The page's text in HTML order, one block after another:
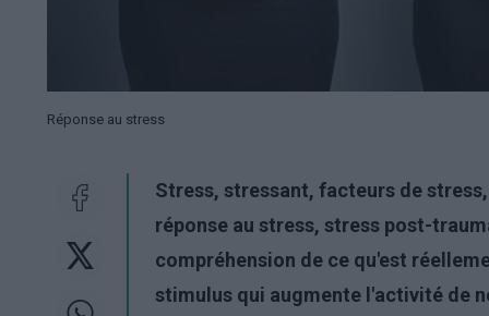
Réponse au stress
Stress, stressant, facteurs de
réponse au stress, stress post-
compréhension de ce qu'est
stimulus qui augmente l'activité de